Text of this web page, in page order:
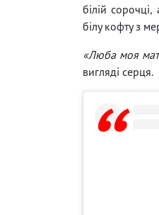
білій
білу кофту з
«Люба моя
вигляді серця.